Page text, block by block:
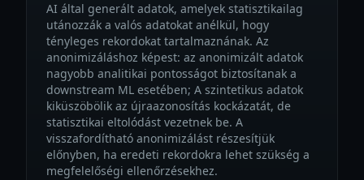
AI által generált adatok, amelyek statisztikailag
utánozzák a valós adatokat anélkül, hogy
tényleges rekordokat tartalmaznának. Az
anonimizáláshoz képest: az anonimizált adatok
nagyobb analitikai pontosságot biztosítanak a
downstream ML esetében; A szintetikus adatok
kiküszöbölik az újraazonosítás kockázatát, de
statisztikai eltolódást vezetnek be. A
visszafordítható anonimizálást részesítjük
előnyben, ha eredeti rekordokra lehet szükség a
megfelelőségi ellenőrzésekhez.